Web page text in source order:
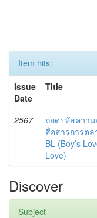
Item hits:
Issue
Date
Title
2567
ถอดรหัสความ
สื่อสารการต
BL (Boy’s
Love)
Discover
Subject